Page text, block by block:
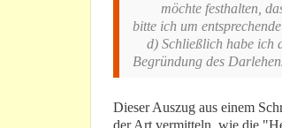
möchte festhalten, dass
bitte ich um
d) Schließlich habe ich
Begründung des
Dieser Auszug aus einem